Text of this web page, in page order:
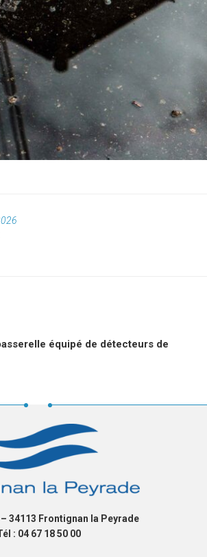
équipé de détecteurs de
34113 Frontignan la Peyrade
: 04 67 18 50 00